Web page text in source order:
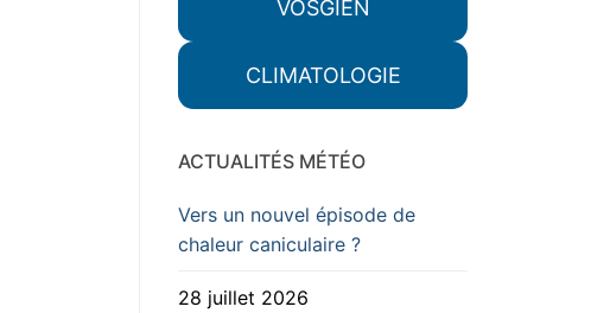
VOSGIEN
CLIMATOLOGIE
ACTUALITÉS MÉTÉO
Vers un nouvel épisode de
chaleur caniculaire ?
28 juillet 2026